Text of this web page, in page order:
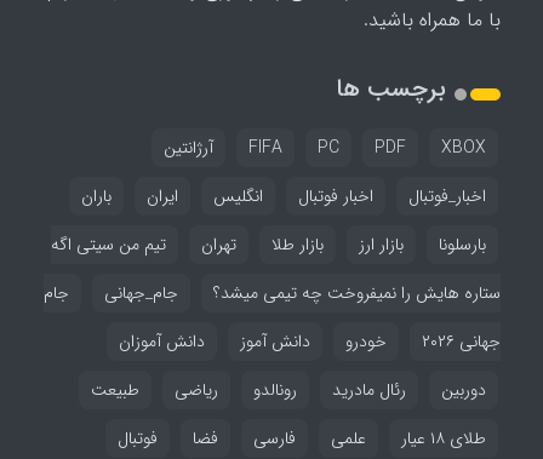
با ما همراه باشید.
برچسب ها
FIFA PC PDF XBOX
آرژانتین
اخبار_فوتبال
اخبار فوتبال انگلیس ایران
باران
بارسلونا
بازار ارز بازار طلا تهران
تیم من سیتی اگه
ستاره هایش را نمیفروخت چه تیمی میشد؟
جام_جهانی
جام
جهانی ۲۰۲۶
خودرو دانش آموز
دانش آموزان
دوربین
رئال مادرید رونالدو ریاضی
طبیعت
طلای ۱۸ عیار
علمی فارسی فضا فوتبال